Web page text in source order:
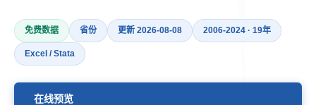
免费数据 省份 更新 2026-08-08 2006-2024 · 19年
Excel / Stata
在线预览